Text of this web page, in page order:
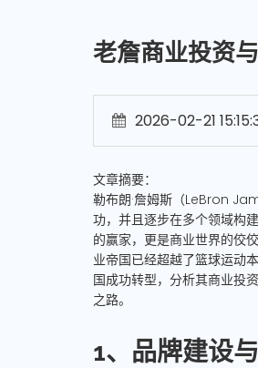
老詹商业投资
2026-02-21
文章摘要：
勒布朗·詹姆斯（LeBron
功，并且逐步在多个领域构
的赢家，更是商业世界的佼
业帝国已经超越了篮球运动
国成功转型，分析其商业投
之路。
1、品牌建设